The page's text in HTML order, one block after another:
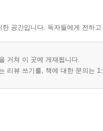
은 생각보다 가깝다
3개월 한 권으로 최상위 성
을 끌어올리는 방법
보고 끊임없이 질문하라
공간입니다. 독자들에게 전하
거쳐 이 곳에 게재됩니다.
리뷰 쓰기를, 책에 대한 문의는